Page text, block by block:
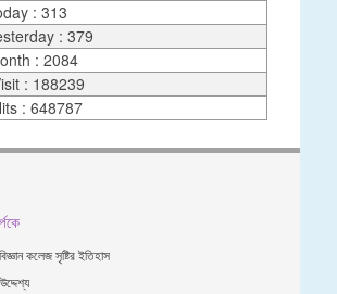
: 313
: 379
: 2084
: 188239
: 648787
কলেজ সৃষ্টির ইতিহাস